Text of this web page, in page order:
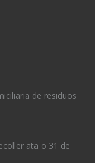
de residuos
ata o 31 de